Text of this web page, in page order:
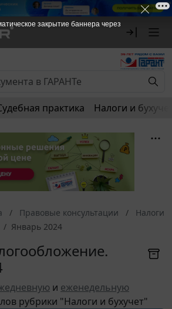
практика Налоги и
Правовые консультации
Налоги
Январь 2024
и еженедельную
рубрики "Налоги и бухучет"
закрытие баннера через